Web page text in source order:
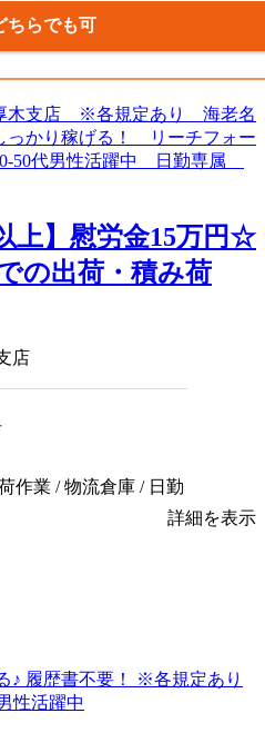
ちらでも可
上】慰労金15万円☆
の出荷・積み荷
店
作業 / 物流倉庫 / 日勤
詳細を表示